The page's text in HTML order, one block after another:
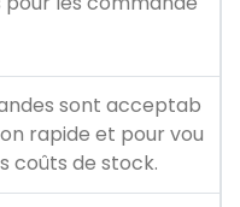
sont acceptab
rapide et pour vou
coûts de stock.